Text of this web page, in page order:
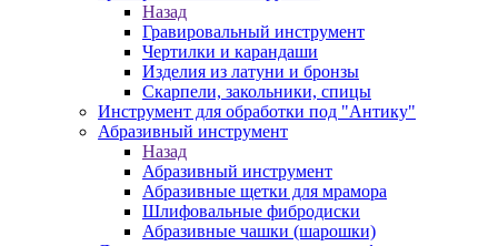
Назад
Гравировальный инструмент
Чертилки и карандаши
Изделия из латуни и бронзы
Скарпели, закольники, спицы
Инструмент для обработки под "Антику"
Абразивный инструмент
Назад
Абразивный инструмент
Абразивные щетки для мрамора
Шлифовальные фибродиски
Абразивные чашки (шарошки)